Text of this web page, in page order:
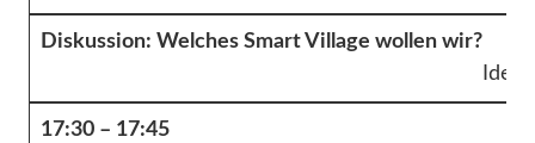
Diskussion: Welches Smart Village wollen wir?
17:30 – 17:45